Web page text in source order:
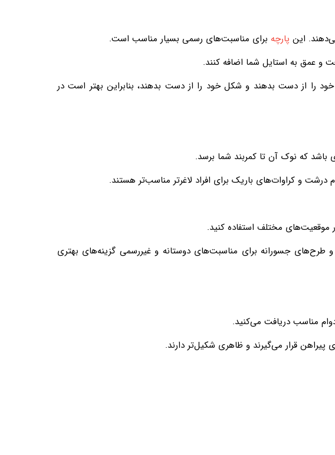
پارچه برای مناسبت‌های رسمی بسیار مناسب‌ است.
از دست بدهند و شکل خود را از دست بدهند، بنابراین بهتر است در
جسورانه برای مناسبت‌های دوستانه و غیررسمی گزینه‌های بهتری